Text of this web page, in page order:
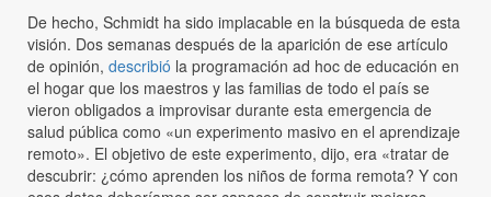
De hecho, Schmidt ha sido implacable en la búsqueda de esta
visión. Dos semanas después de la aparición de ese artículo
de opinión, describió la programación ad hoc de educación en
el hogar que los maestros y las familias de todo el país se
vieron obligados a improvisar durante esta emergencia de
salud pública como «un experimento masivo en el aprendizaje
remoto». El objetivo de este experimento, dijo, era «tratar de
descubrir: ¿cómo aprenden los niños de forma remota? Y con